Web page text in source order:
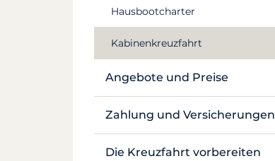
Seychellen
Mekong
Hausbootcharter
Kabinenkreuzfahrt
Angebote und Preise
Preisgestaltung
Zahlung und Versicherungen
Versicherungen und Kautionen
Die Kreuzfahrt vorbereiten